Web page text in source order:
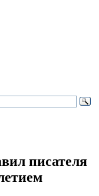
писателя